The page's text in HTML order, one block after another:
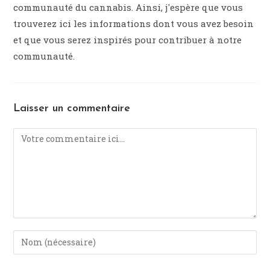
communauté du cannabis. Ainsi, j'espère que vous
trouverez ici les informations dont vous avez besoin
et que vous serez inspirés pour contribuer à notre
communauté.
Laisser un commentaire
Comment
Enter
your